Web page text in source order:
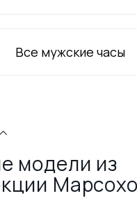
Все мужские часы
модели из